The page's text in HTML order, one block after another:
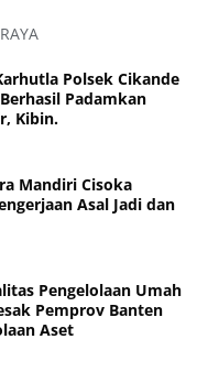
Polsek Cikande
Padamkan
Kibin.
Mandiri Cisoka
Asal Jadi dan
Pengelolaan Umah
Pemprov Banten
Aset